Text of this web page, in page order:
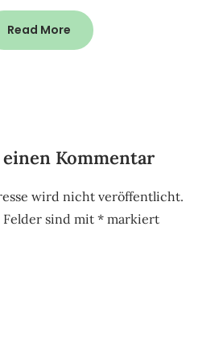
Read More
Kommentar
wird nicht veröffentlicht.
sind mit*markiert